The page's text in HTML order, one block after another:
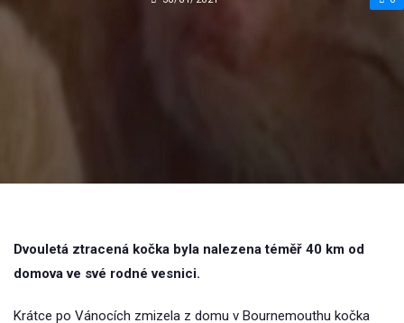
Dvouletá ztracená kočka byla nalezena téměř 40 km od
domova ve své rodné vesnici.
Krátce po Vánocích zmizela z domu v Bournemouthu kočka